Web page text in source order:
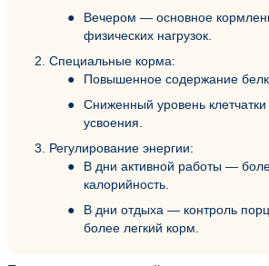
Вечером — основное
физических нагрузок.
Специальные корма:
Повышенное содержание
Сниженный уровень
усвоения.
Регулирование энергии:
В дни активной работы —
калорийность.
В дни отдыха — контроль
более легкий корм.